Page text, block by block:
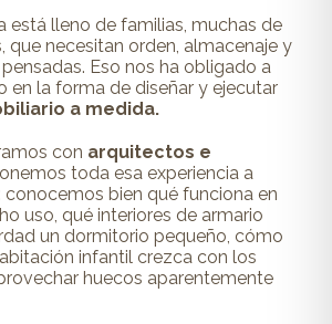
está lleno de familias, muchas de
que necesitan orden, almacenaje y
Eso nos ha obligado a
en la forma de diseñar y ejecutar
a medida.
con arquitectos e
toda esa experiencia a
conocemos bien qué funciona en
uso, qué interiores de armario
un dormitorio pequeño, cómo
infantil crezca con los
huecos aparentemente